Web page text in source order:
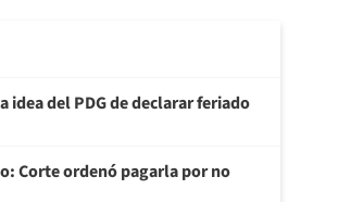
idea del PDG de declarar feriado
Corte ordenó pagarla por no